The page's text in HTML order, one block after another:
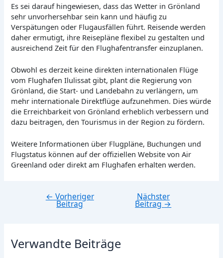
Es sei darauf hingewiesen, dass das Wetter in Grönland
sehr unvorhersehbar sein kann und häufig zu
Verspätungen oder Flugausfällen führt. Reisende werden
daher ermutigt, ihre Reisepläne flexibel zu gestalten und
ausreichend Zeit für den Flughafentransfer einzuplanen.
Obwohl es derzeit keine direkten internationalen Flüge
vom Flughafen Ilulissat gibt, plant die Regierung von
Grönland, die Start- und Landebahn zu verlängern, um
mehr internationale Direktflüge aufzunehmen. Dies würde
die Erreichbarkeit von Grönland erheblich verbessern und
dazu beitragen, den Tourismus in der Region zu fördern.
Weitere Informationen über Flugpläne, Buchungen und
Flugstatus können auf der offiziellen Website von Air
Greenland oder direkt am Flughafen erhalten werden.
Beitragsnavigation
← Vorheriger
Beitrag
Nächster
Beitrag→
Verwandte Beiträge